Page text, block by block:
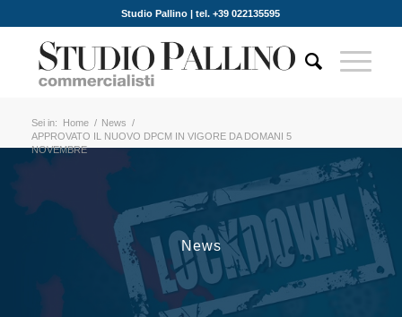
Studio Pallino | tel. +39 022135595
Sei in: Home / News /
APPROVATO IL NUOVO DPCM IN VIGORE DA DOMANI 5
NOVEMBRE
News